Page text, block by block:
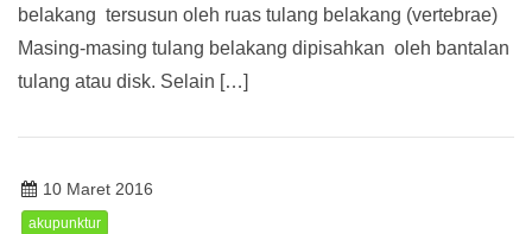
belakang tersusun oleh ruas tulang belakang (vertebrae)
Masing-masing tulang belakang dipisahkan oleh bantalan
tulang atau disk. Selain […]
10 Maret 2016
akupunktur